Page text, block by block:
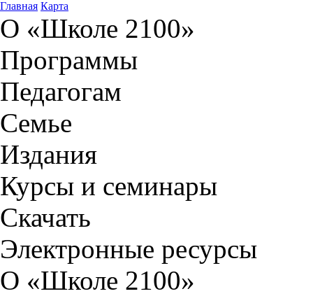
Главная Карта
О «Школе 2100»
Программы
Педагогам
Семье
Издания
Курсы и семинары
Скачать
Электронные ресурсы
О «Школе 2100»